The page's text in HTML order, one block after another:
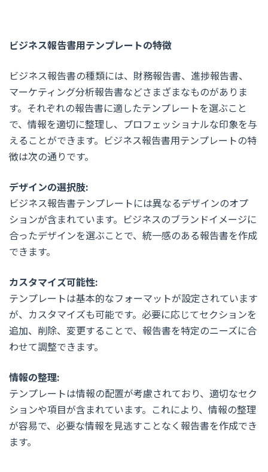
ビジネス報告書用テンプレートの特徴
ビジネス報告書の種類には、財務報告書、進捗報告書、
マーケティング分析報告書などさまざまなものがありま
す。それぞれの報告書に適したテンプレートを選ぶこと
で、情報を適切に整理し、プロフェッショナルな印象を与
えることができます。ビジネス報告書用テンプレートの特
徴は次の通りです。
デザインの選択肢:
ビジネス報告書テンプレートには異なるデザインのオプ
ションが含まれています。ビジネスのブランドイメージに
合ったデザインを選ぶことで、統一感のある報告書を作成
できます。
カスタマイズ可能性:
テンプレートは基本的なフォーマットが設定されています
が、カスタマイズも可能です。必要に応じてセクションを
追加、削除、変更することで、報告書を特定のニーズに合
わせて調整できます。
情報の整理:
テンプレートは情報の配置が考慮されており、適切なセク
ションや項目が含まれています。これにより、情報の整理
が容易で、必要な情報を見逃すことなく報告書を作成でき
ます。